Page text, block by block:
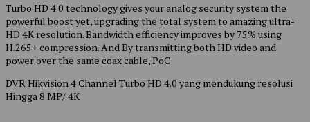
Turbo HD 4.0 technology gives your analog security system the
powerful boost yet, upgrading the total system to amazing ultra-
HD 4K resolution. Bandwidth efficiency improves by 75% using
H.265+ compression. And By transmitting both HD video and
power over the same coax cable, PoC
DVR Hikvision 4 Channel Turbo HD 4.0 yang mendukung resolusi
Hingga 8 MP/ 4K